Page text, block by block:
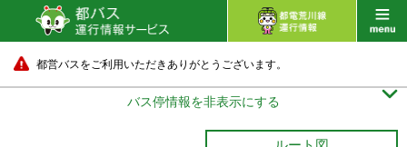
都営バスをご利用いただきありがとうございます。
バス停情報を非表示にする 